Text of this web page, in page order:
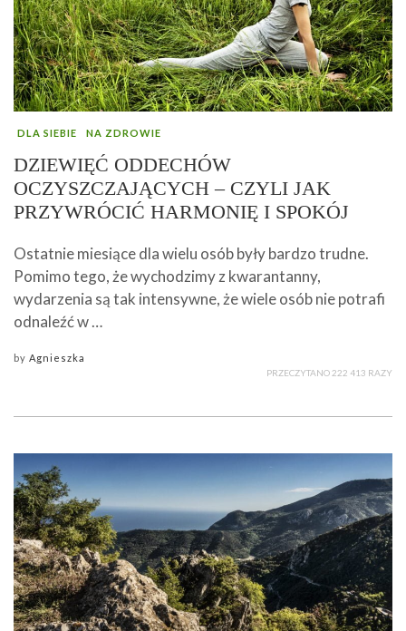
DLA SIEBIE NA ZDROWIE
DZIEWIĘĆ ODDECHÓW
OCZYSZCZAJĄCYCH – CZYLI JAK
PRZYWRÓCIĆ HARMONIĘ I SPOKÓJ
Ostatnie miesiące dla wielu osób były bardzo trudne.
Pomimo tego, że wychodzimy z kwarantanny,
wydarzenia są tak intensywne, że wiele osób nie potrafi
odnaleźć w …
by Agnieszka
PRZECZYTANO 222 413 RAZY